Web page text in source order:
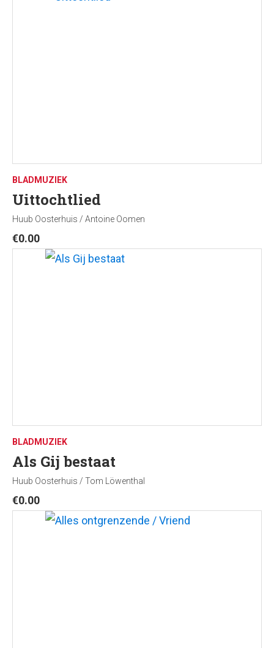
BLADMUZIEK
Uittochtlied
Huub Oosterhuis / Antoine Oomen
€0.00
BLADMUZIEK
Als Gij bestaat
Huub Oosterhuis / Tom Löwenthal
€0.00